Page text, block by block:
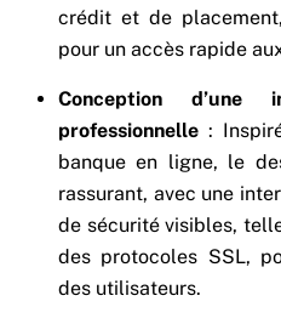
crédit et de
pour un accès rapide
Conception d’une
professionnelle:
banque en ligne, le
rassurant, avec une
de sécurité visibles,
des protocoles SSL,
des utilisateurs.